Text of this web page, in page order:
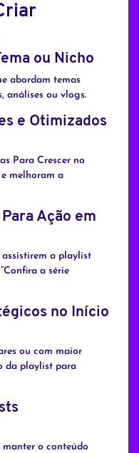
ou Nicho
abordam temas
análises ou vlogs.
e Otimizados
Para Crescer no
e melhoram a
Ação em
assistirem a playlist
a série
no Início
ou com maior
da playlist para
o conteúdo